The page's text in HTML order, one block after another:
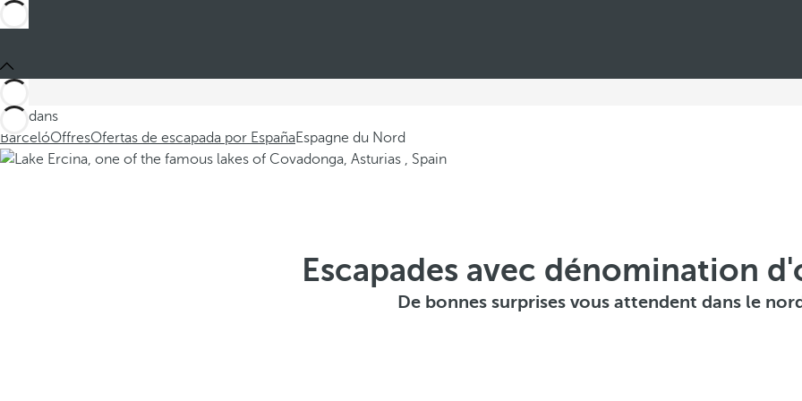
Ces dans
BarcelóOffresOfertas de escapada por EspañaEspagne du Nord
Escapades avec dénomination
De bonnes surprises vous attendent dans le